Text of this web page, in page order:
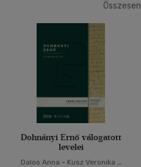
500 Ft - 2500 Ft
2500 Ft - 4500 Ft
4500 Ft felett
(93)
Korosztály szerint
Gyermek
mind(4)
Ifjúsági(6)
Összesen
Dohnányi Ernő válogatott
levelei
Dalos Anna - Kusz Veronika -